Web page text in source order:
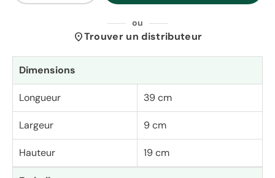
ou
location_onTrouver un distributeur
Dimensions
Longueur 39 cm
Largeur 9 cm
Hauteur 19 cm